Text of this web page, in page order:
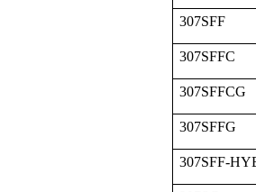
307SFF
307SFFC
307SFFCG
307SFFG
307SFF-